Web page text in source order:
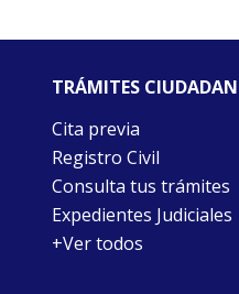
TRÁMITES
Cita previa
Registro Civil
Consulta tus trámites
Expedientes Judiciales
+Ver todos